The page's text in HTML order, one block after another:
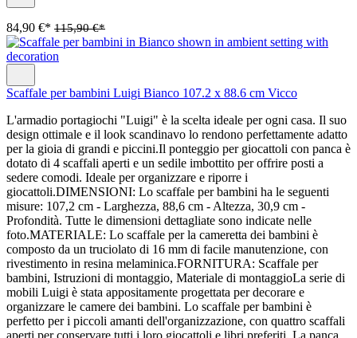
84,90 €* 115,90 €*
Scaffale per bambini Luigi Bianco 107.2 x 88.6 cm Vicco
L'armadio portagiochi "Luigi" è la scelta ideale per ogni casa. Il suo
design ottimale e il look scandinavo lo rendono perfettamente adatto
per la gioia di grandi e piccini.Il ponteggio per giocattoli con panca è
dotato di 4 scaffali aperti e un sedile imbottito per offrire posti a
sedere comodi. Ideale per organizzare e riporre i
giocattoli.DIMENSIONI: Lo scaffale per bambini ha le seguenti
misure: 107,2 cm - Larghezza, 88,6 cm - Altezza, 30,9 cm -
Profondità. Tutte le dimensioni dettagliate sono indicate nelle
foto.MATERIALE: Lo scaffale per la cameretta dei bambini è
composto da un truciolato di 16 mm di facile manutenzione, con
rivestimento in resina melaminica.FORNITURA: Scaffale per
bambini, Istruzioni di montaggio, Materiale di montaggioLa serie di
mobili Luigi è stata appositamente progettata per decorare e
organizzare le camere dei bambini. Lo scaffale per bambini è
perfetto per i piccoli amanti dell'organizzazione, con quattro scaffali
aperti per conservare tutti i loro giocattoli e libri preferiti. La panca